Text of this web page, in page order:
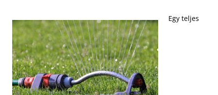
Egy teljes